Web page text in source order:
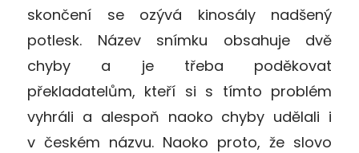
skončení se ozývá kinosály nadšený
potlesk. Název snímku obsahuje dvě
chyby a je třeba poděkovat
překladatelům, kteří si s tímto problém
vyhráli a alespoň naoko chyby udělali i
v českém názvu. Naoko proto, že slovo